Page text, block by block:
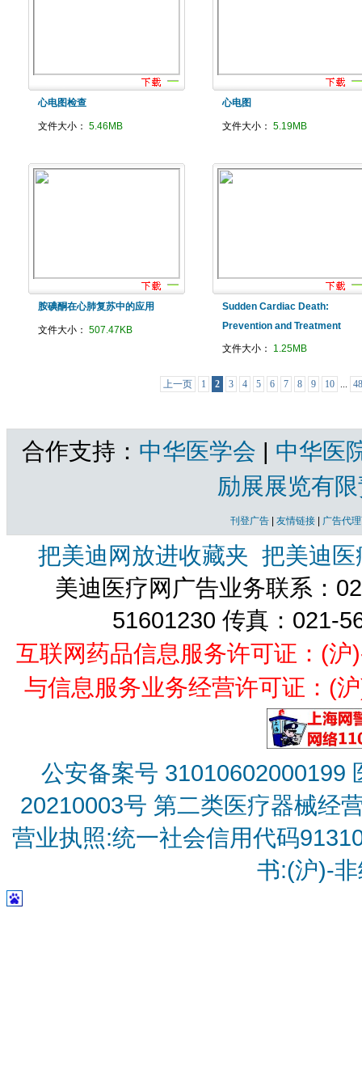
心电图检查
文件大小： 5.46MB
心电图
文件大小： 5.19MB
胺碘酮在心肺复苏中的应用
文件大小： 507.47KB
Sudden Cardiac Death:
Prevention and Treatment
文件大小： 1.25MB
上一页 1 2 3 4 5 6 7 8 9 10 ... 48
合作支持： 中华医学会 | 中华医
励展展览有
刊登广告 友情链接 广告代
把美迪网放进收藏夹 把美迪
美迪医疗网广告业务联系：
51601230 传真：021-
互联网药品信息服务许可证：(
与信息服务业务经营许可证：(
公安备案号 31010602000199
20210003号 第二类医疗器械经
营业执照:统一社会信用代码
书:(沪)-